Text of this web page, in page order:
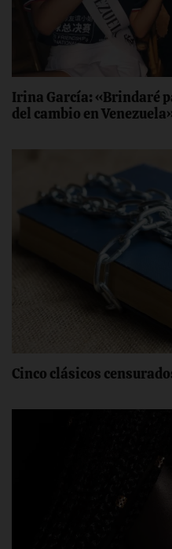
Irina García: «Brindaré
del cambio en
Cinco clásicos